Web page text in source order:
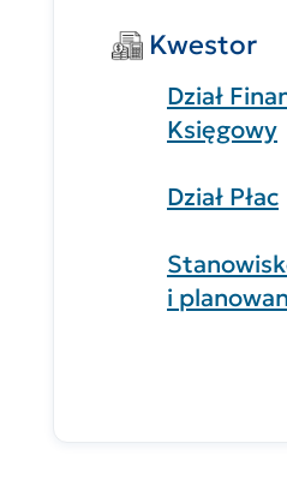
Kwestor
Dział
Księgowy
Dział Płac
i